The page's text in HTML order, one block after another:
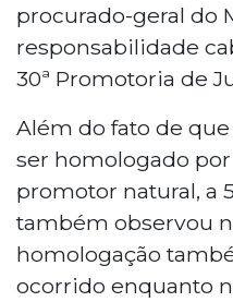
procurado-geral do
responsabilidade
30ª Promotoria de
Além do fato de
ser homologado
promotor natural, a
também observou
homologação
ocorrido enquanto